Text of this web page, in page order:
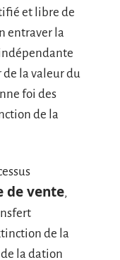
et libre de
entraver la
la valeur du
foi des
de la
de vente,
de la
la dation